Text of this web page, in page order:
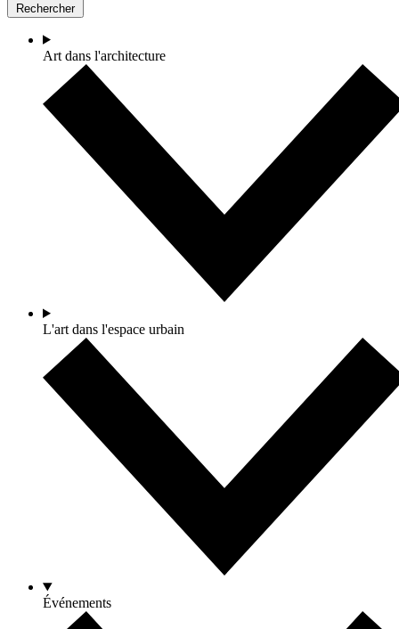
Rechercher
Art dans l'architecture
L'art dans l'espace urbain
Événements